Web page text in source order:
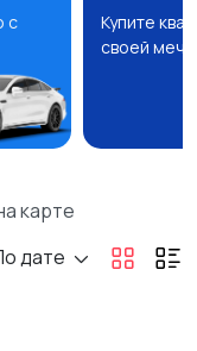
с
Купите
своей
карте
дате